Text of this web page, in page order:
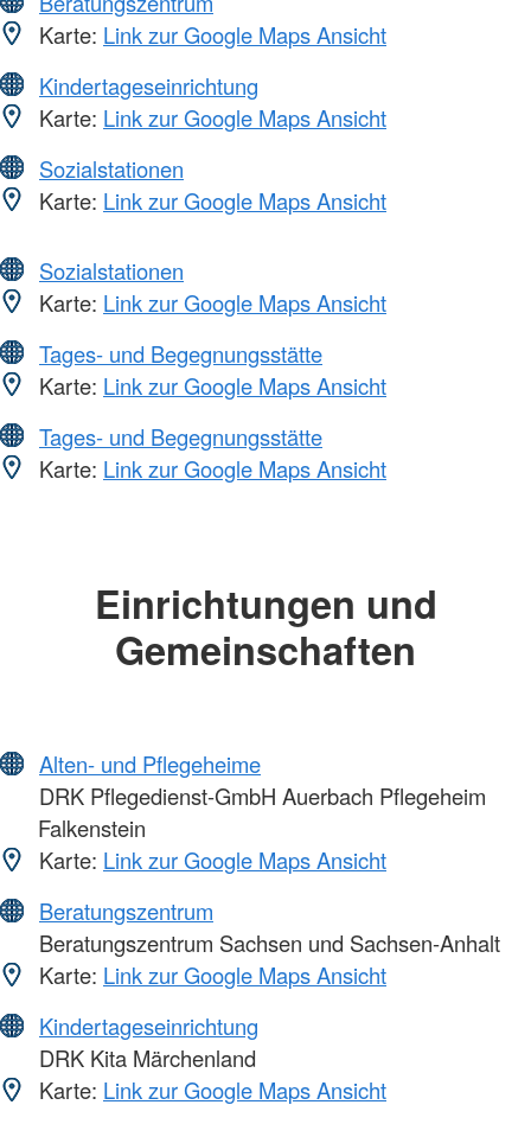
Karte: Link zur Google Maps Ansicht
Kindertageseinrichtung
Karte: Link zur Google Maps Ansicht
Sozialstationen
Karte: Link zur Google Maps Ansicht
Sozialstationen
Karte: Link zur Google Maps Ansicht
Tages- und Begegnungsstätte
Karte: Link zur Google Maps Ansicht
Tages- und Begegnungsstätte
Karte: Link zur Google Maps Ansicht
Einrichtungen und
Gemeinschaften
Alten- und Pflegeheime
DRK Pflegedienst-GmbH Auerbach Pflegeheim
Falkenstein
Karte: Link zur Google Maps Ansicht
Beratungszentrum
Beratungszentrum Sachsen und Sachsen-Anhalt
Karte: Link zur Google Maps Ansicht
Kindertageseinrichtung
DRK Kita Märchenland
Karte: Link zur Google Maps Ansicht